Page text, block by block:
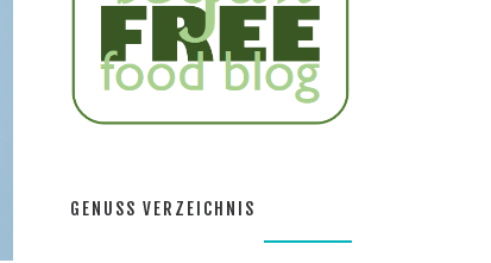
GENUSS VERZEICHNIS